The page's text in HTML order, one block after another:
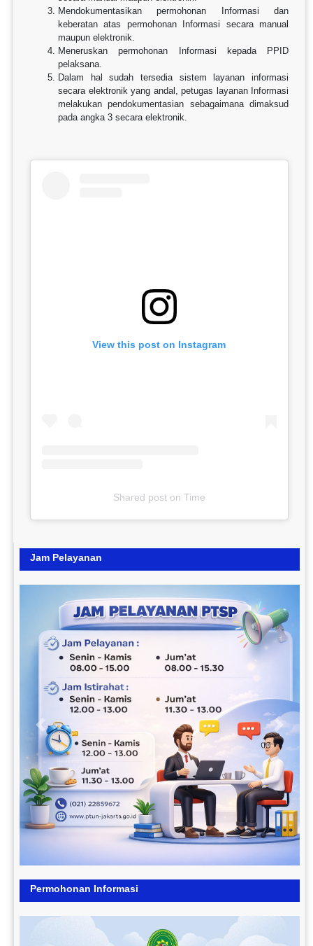
Mendokumentasikan permohonan Informasi dan
keberatan atas permohonan Informasi secara manual
maupun elektronik.
Meneruskan permohonan Informasi kepada PPID
pelaksana.
Dalam hal sudah tersedia sistem layanan informasi
secara elektronik yang andal, petugas layanan Informasi
melakukan pendokumentasian sebagaimana dimaksud
pada angka 3 secara elektronik.
View this post on Instagram
Shared poston Time
Jam Pelayanan
Previous Next
Permohonan Informasi